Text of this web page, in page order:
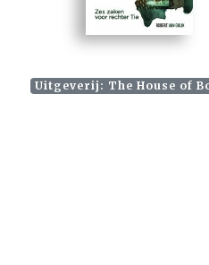
Uitgeverij: The House of